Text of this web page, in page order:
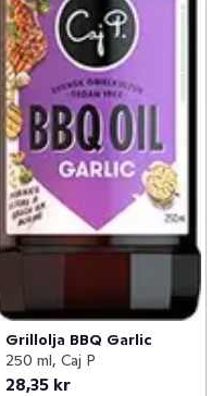
Grillolja BBQ Garlic
250 ml, Caj P
28,35 kr